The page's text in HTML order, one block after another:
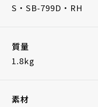
S・SB-799D・RH
質量
1.8kg
素材